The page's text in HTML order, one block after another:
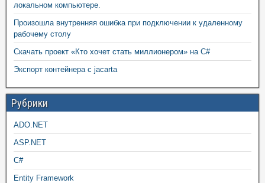
локальном компьютере.
Произошла внутренняя ошибка при подключении к удаленному
рабочему столу
Скачать проект «Кто хочет стать миллионером» на C#
Экспорт контейнера с jacarta
Рубрики
ADO.NET
ASP.NET
C#
Entity Framework